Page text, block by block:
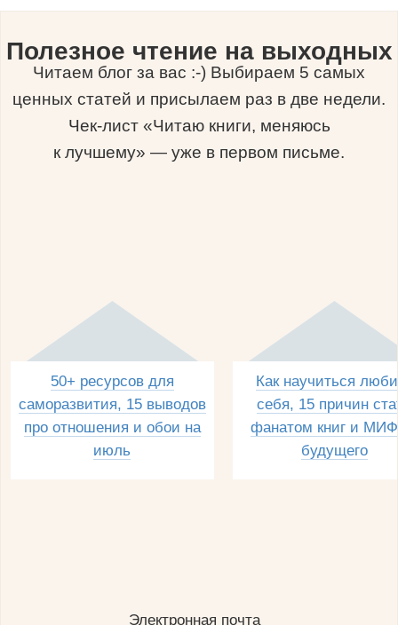
Полезное чтение на выходных
Читаем блог за вас :-) Выбираем 5 самых
ценных статей и присылаем раз в две недели.
Чек-лист «Читаю книги, меняюсь
к лучшему» — уже в первом письме.
50+ ресурсов для
саморазвития, 15 выводов
про отношения и обои на
июль
Как научиться
себя, 15 причин
фанатом книг и
будущего
Электронная почта